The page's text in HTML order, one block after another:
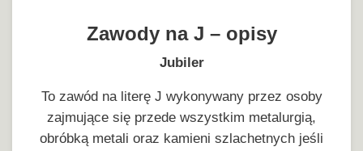
Zawody na J – opisy
Jubiler
To zawód na literę J wykonywany przez osoby
zajmujące się przede wszystkim metalurgią,
obróbką metali oraz kamieni szlachetnych jeśli